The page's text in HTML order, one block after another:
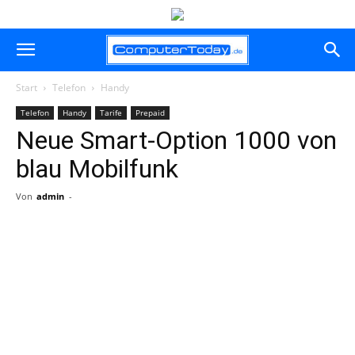
Start Telefon Handy
Telefon Handy Tarife Prepaid
Neue Smart-Option 1000 von
blau Mobilfunk
Von admin -